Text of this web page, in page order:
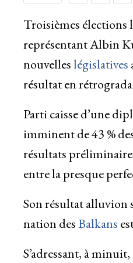
Troisièmes élections
représentant Albin
nouvelleslégislatives
résultat en
Parti caisse d’une
imminent de 43 %
résultats
entre la presque
Son résultat alluvion
nation desBalkans
S’adressant, à